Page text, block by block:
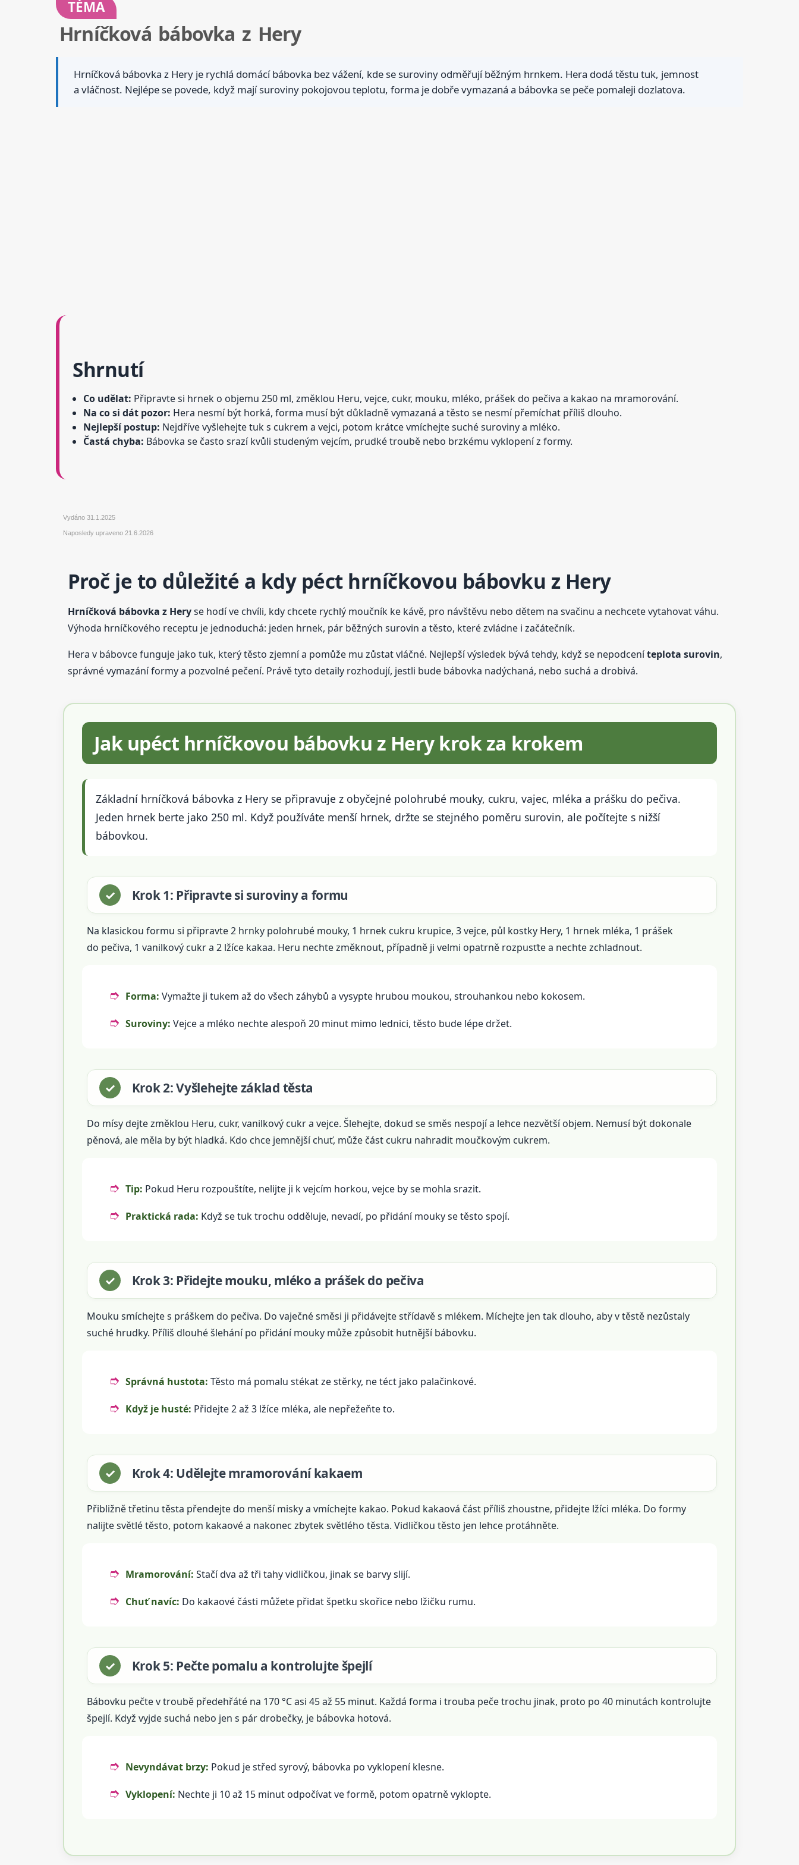
TÉMA
Hrníčková bábovka z Hery
Hrníčková bábovka z Hery je rychlá domácí bábovka bez vážení, kde se suroviny odměřují běžným hrnkem. Hera dodá těstu tuk, jemnost
a vláčnost. Nejlépe se povede, když mají suroviny pokojovou teplotu, forma je dobře vymazaná a bábovka se peče pomaleji dozlatova.
Shrnutí
Co udělat: Připravte si hrnek o objemu 250 ml, změklou Heru, vejce, cukr, mouku, mléko, prášek do pečiva a kakao na mramorování.
Na co si dát pozor: Hera nesmí být horká, forma musí být důkladně vymazaná a těsto se nesmí přemíchat příliš dlouho.
Nejlepší postup: Nejdříve vyšlehejte tuk s cukrem a vejci, potom krátce vmíchejte suché suroviny a mléko.
Častá chyba: Bábovka se často srazí kvůli studeným vejcím, prudké troubě nebo brzkému vyklopení z formy.
Vydáno 31.1.2025
Naposledy upraveno 21.6.2026
Proč je to důležité a kdy péct hrníčkovou bábovku z Hery
Hrníčková bábovka z Heryse hodí ve chvíli, kdy chcete rychlý moučník ke kávě, pro návštěvu nebo dětem na svačinu a nechcete vytahovat váhu.
Výhoda hrníčkového receptu je jednoduchá: jeden hrnek, pár běžných surovin a těsto, které zvládne i začátečník.
Hera v bábovce funguje jako tuk, který těsto zjemní a pomůže mu zůstat vláčné. Nejlepší výsledek bývá tehdy, když se nepodceníteplota surovin,
správné vymazání formy a pozvolné pečení. Právě tyto detaily rozhodují, jestli bude bábovka nadýchaná, nebo suchá a drobivá.
Jak upéct hrníčkovou bábovku z Hery krok za krokem
Základní hrníčková bábovka z Hery se připravuje z obyčejné polohrubé mouky, cukru, vajec, mléka a prášku do pečiva.
Jeden hrnek berte jako 250 ml. Když používáte menší hrnek, držte se stejného poměru surovin, ale počítejte s nižší
bábovkou.
Krok 1: Připravte si suroviny a formu
Na klasickou formu si připravte 2 hrnky polohrubé mouky, 1 hrnek cukru krupice, 3 vejce, půl kostky Hery, 1 hrnek mléka, 1 prášek
do pečiva, 1 vanilkový cukr a 2 lžíce kakaa. Heru nechte změknout, případně ji velmi opatrně rozpusťte a nechte zchladnout.
Forma: Vymažte ji tukem až do všech záhybů a vysypte hrubou moukou, strouhankou nebo kokosem.
Suroviny: Vejce a mléko nechte alespoň 20 minut mimo lednici, těsto bude lépe držet.
Krok 2: Vyšlehejte základ těsta
Do mísy dejte změklou Heru, cukr, vanilkový cukr a vejce. Šlehejte, dokud se směs nespojí a lehce nezvětší objem. Nemusí být dokonale
pěnová, ale měla by být hladká. Kdo chce jemnější chuť, může část cukru nahradit moučkovým cukrem.
Tip: Pokud Heru rozpouštíte, nelijte ji k vejcím horkou, vejce by se mohla srazit.
Praktická rada: Když se tuk trochu odděluje, nevadí, po přidání mouky se těsto spojí.
Krok 3: Přidejte mouku, mléko a prášek do pečiva
Mouku smíchejte s práškem do pečiva. Do vaječné směsi ji přidávejte střídavě s mlékem. Míchejte jen tak dlouho, aby v těstě nezůstaly
suché hrudky. Příliš dlouhé šlehání po přidání mouky může způsobit hutnější bábovku.
Správná hustota: Těsto má pomalu stékat ze stěrky, ne téct jako palačinkové.
Když je husté: Přidejte 2 až 3 lžíce mléka, ale nepřežeňte to.
Krok 4: Udělejte mramorování kakaem
Přibližně třetinu těsta přendejte do menší misky a vmíchejte kakao. Pokud kakaová část příliš zhoustne, přidejte lžíci mléka. Do formy
nalijte světlé těsto, potom kakaové a nakonec zbytek světlého těsta. Vidličkou těsto jen lehce protáhněte.
Mramorování: Stačí dva až tři tahy vidličkou, jinak se barvy slijí.
Chuť navíc: Do kakaové části můžete přidat špetku skořice nebo lžičku rumu.
Krok 5: Pečte pomalu a kontrolujte špejlí
Bábovku pečte v troubě předehřáté na 170 °C asi 45 až 55 minut. Každá forma i trouba peče trochu jinak, proto po 40 minutách kontrolujte
špejlí. Když vyjde suchá nebo jen s pár drobečky, je bábovka hotová.
Nevyndávat brzy: Pokud je střed syrový, bábovka po vyklopení klesne.
Vyklopení: Nechte ji 10 až 15 minut odpočívat ve formě, potom opatrně vyklopte.